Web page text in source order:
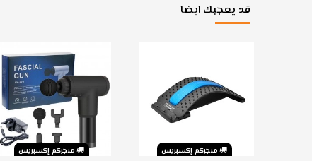
قد يعجبك ايضا
متجركم إكسبريس متجركم إكسبريس